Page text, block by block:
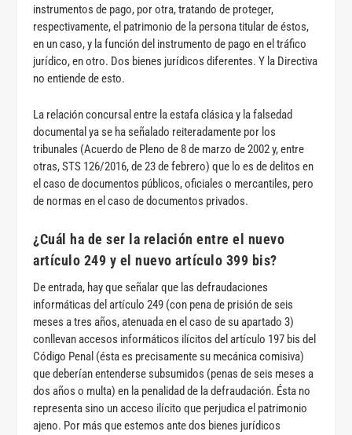
instrumentos de pago, por otra, tratando de proteger,
respectivamente, el patrimonio de la persona titular de éstos,
en un caso, y la función del instrumento de pago en el tráfico
jurídico, en otro. Dos bienes jurídicos diferentes. Y la Directiva
no entiende de esto.
La relación concursal entre la estafa clásica y la falsedad
documental ya se ha señalado reiteradamente por los
tribunales (Acuerdo de Pleno de 8 de marzo de 2002 y, entre
otras, STS 126/2016, de 23 de febrero) que lo es de delitos en
el caso de documentos públicos, oficiales o mercantiles, pero
de normas en el caso de documentos privados.
¿Cuál ha de ser la relación entre el nuevo
artículo 249 y el nuevo artículo 399 bis?
De entrada, hay que señalar que las defraudaciones
informáticas del artículo 249 (con pena de prisión de seis
meses a tres años, atenuada en el caso de su apartado 3)
conllevan accesos informáticos ilícitos del artículo 197 bis del
Código Penal (ésta es precisamente su mecánica comisiva)
que deberían entenderse subsumidos (penas de seis meses a
dos años o multa) en la penalidad de la defraudación. Ésta no
representa sino un acceso ilícito que perjudica el patrimonio
ajeno. Por más que estemos ante dos bienes jurídicos